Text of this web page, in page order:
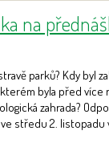
na
parků? Kdy byl
byla před více
zahrada?
středu 2. listopadu